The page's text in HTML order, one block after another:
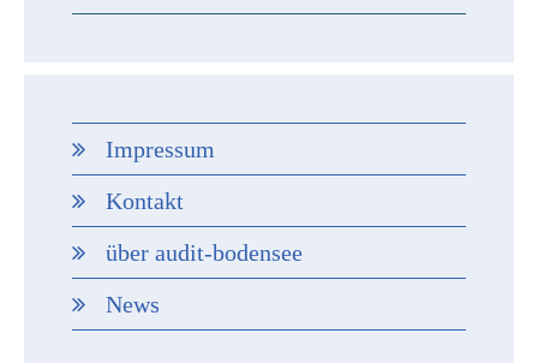
Impressum
Kontakt
über audit-bodensee
News